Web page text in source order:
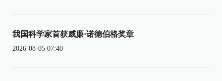
我国科学家首获威廉·诺德伯格奖章
2026-08-05 07:40